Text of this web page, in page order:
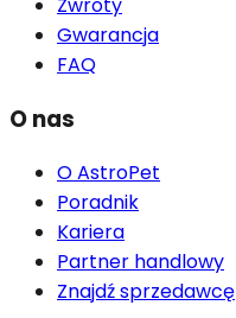
Gwarancja
FAQ
O nas
O AstroPet
Poradnik
Kariera
Partner handlowy
Znajdź sprzedawcę